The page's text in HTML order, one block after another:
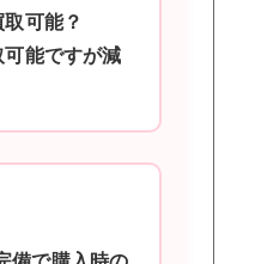
可能？
能ですが減